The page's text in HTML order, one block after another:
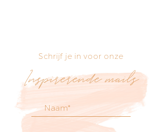
Schrijf je in voor onze
Inspirerende mails